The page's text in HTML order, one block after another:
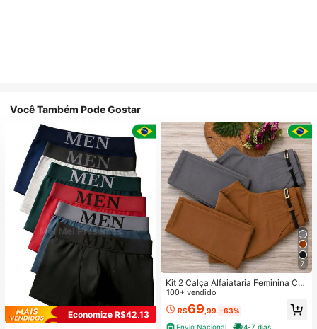
Você Também Pode Gostar
Economize R$42,13
7
Kit 2 Calça Alfaiataria Feminina Co
m Cinto
100+ vendido
R$69 ,99 -63%
Envio Nacional
4-7 dias